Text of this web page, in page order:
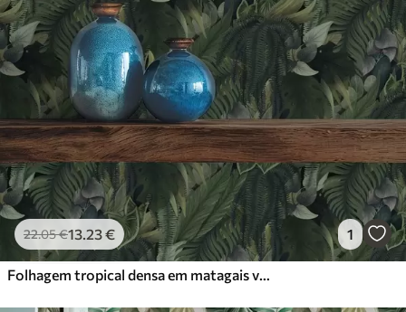
22.05€13.23€ 1
Folhagem tropical densa em matagais verde-escuros